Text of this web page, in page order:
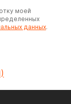
моей
данных.